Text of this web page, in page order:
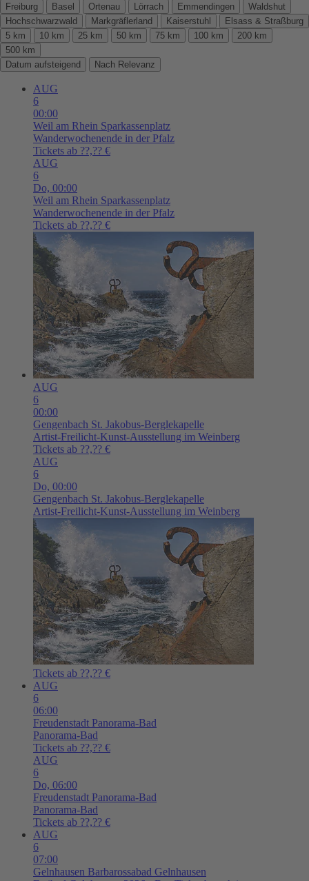
Freiburg
Basel Ortenau Lörrach Emmendingen
Waldshut
Hochschwarzwald
Markgräflerland Kaiserstuhl
Elsass & Straßburg
5 km
10 km 25 km 50 km 75 km 100 km
200 km
500 km
Datum aufsteigend
Nach Relevanz
AUG
6
00:00
Weil am Rhein Sparkassenplatz
Wanderwochenende in der Pfalz
Tickets ab ??,?? €
AUG
6
Do, 00:00
Weil am Rhein Sparkassenplatz
Wanderwochenende in der Pfalz
Tickets ab ??,?? €
AUG
6
00:00
Gengenbach St. Jakobus-Berglekapelle
Artist-Freilicht-Kunst-Ausstellung im Weinberg
Tickets ab ??,?? €
AUG
6
Do, 00:00
Gengenbach St. Jakobus-Berglekapelle
Artist-Freilicht-Kunst-Ausstellung im Weinberg
Tickets ab ??,?? €
AUG
6
06:00
Freudenstadt Panorama-Bad
Panorama-Bad
Tickets ab ??,?? €
AUG
6
Do, 06:00
Freudenstadt Panorama-Bad
Panorama-Bad
Tickets ab ??,?? €
AUG
6
07:00
Gelnhausen Barbarossabad Gelnhausen